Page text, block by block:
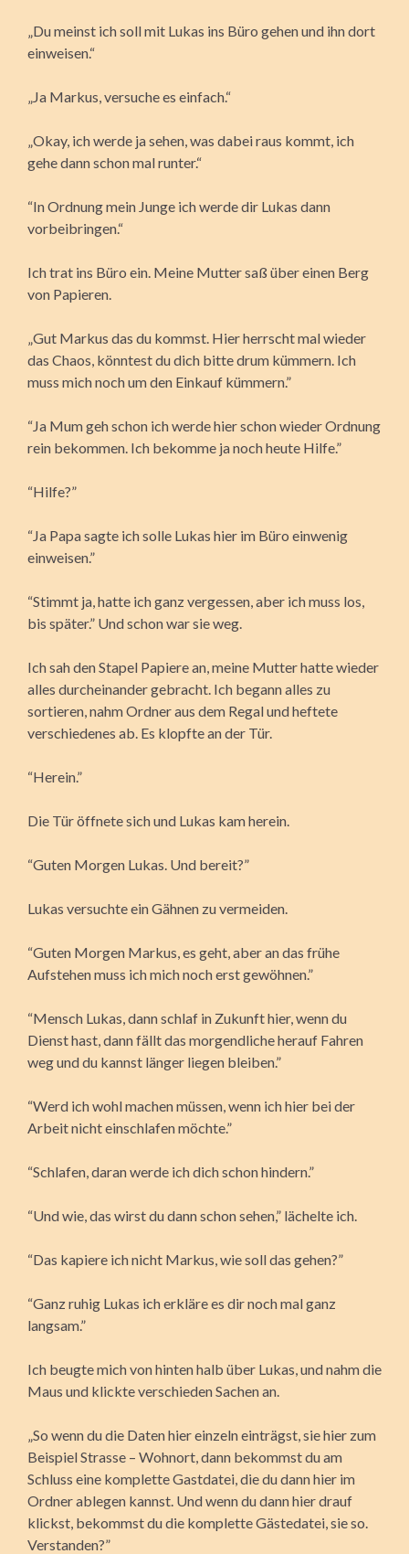
„Du meinst ich soll mit Lukas ins Büro gehen und ihn dort
einweisen.“
„Ja Markus, versuche es einfach.“
„Okay, ich werde ja sehen, was dabei raus kommt, ich
gehe dann schon mal runter.“
“In Ordnung mein Junge ich werde dir Lukas dann
vorbeibringen.“
Ich trat ins Büro ein. Meine Mutter saß über einen Berg
von Papieren.
„Gut Markus das du kommst. Hier herrscht mal wieder
das Chaos, könntest du dich bitte drum kümmern. Ich
muss mich noch um den Einkauf kümmern.”
“Ja Mum geh schon ich werde hier schon wieder Ordnung
rein bekommen. Ich bekomme ja noch heute Hilfe.”
“Hilfe?”
“Ja Papa sagte ich solle Lukas hier im Büro einwenig
einweisen.”
“Stimmt ja, hatte ich ganz vergessen, aber ich muss los,
bis später.” Und schon war sie weg.
Ich sah den Stapel Papiere an, meine Mutter hatte wieder
alles durcheinander gebracht. Ich begann alles zu
sortieren, nahm Ordner aus dem Regal und heftete
verschiedenes ab. Es klopfte an der Tür.
“Herein.”
Die Tür öffnete sich und Lukas kam herein.
“Guten Morgen Lukas. Und bereit?”
Lukas versuchte ein Gähnen zu vermeiden.
“Guten Morgen Markus, es geht, aber an das frühe
Aufstehen muss ich mich noch erst gewöhnen.”
“Mensch Lukas, dann schlaf in Zukunft hier, wenn du
Dienst hast, dann fällt das morgendliche herauf Fahren
weg und du kannst länger liegen bleiben.”
“Werd ich wohl machen müssen, wenn ich hier bei der
Arbeit nicht einschlafen möchte.”
“Schlafen, daran werde ich dich schon hindern.”
“Und wie, das wirst du dann schon sehen,” lächelte ich.
“Das kapiere ich nicht Markus, wie soll das gehen?”
“Ganz ruhig Lukas ich erkläre es dir noch mal ganz
langsam.”
Ich beugte mich von hinten halb über Lukas, und nahm die
Maus und klickte verschieden Sachen an.
„So wenn du die Daten hier einzeln einträgst, sie hier zum
Beispiel Strasse – Wohnort, dann bekommst du am
Schluss eine komplette Gastdatei, die du dann hier im
Ordner ablegen kannst. Und wenn du dann hier drauf
klickst, bekommst du die komplette Gästedatei, sie so.
Verstanden?”